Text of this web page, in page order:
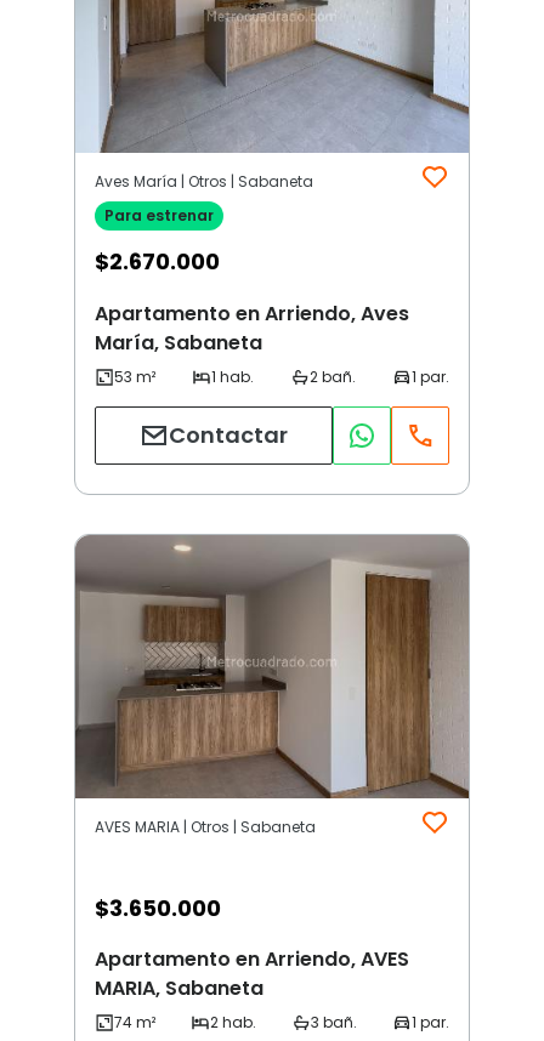
Aves María | Otros | Sabaneta
Para estrenar
$2.670.000
Apartamento en Arriendo, Aves
María, Sabaneta
Contactar
AVES MARIA | Otros | Sabaneta
$3.650.000
Apartamento en Arriendo, AVES
MARIA, Sabaneta